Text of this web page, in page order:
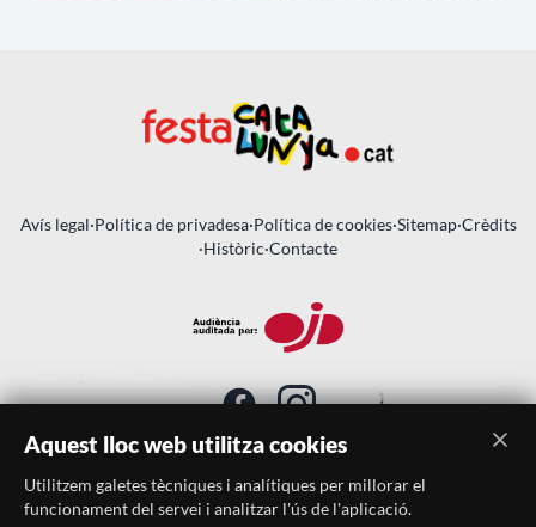
Avís legal·Política de privadesa·Política de cookies·Sitemap·Crèdits
·Històric·Contacte
SUBSCRIU-TE AL BUTLLETÍ
Aquest lloc web utilitza cookies
Utilitzem galetes tècniques i analítiques per millorar el
funcionament del servei i analitzar l'ús de l'aplicació.